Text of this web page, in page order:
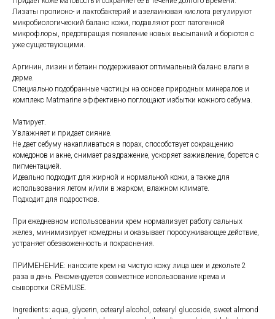
Лизаты пропионо- и лактобактерий и азелаиновая кислота регулируют
микробиологический баланс кожи, подавляют рост патогенной
микрофлоры, предотвращая появление новых высыпаний и борются с
уже существующими.
Аргинин, лизин и бетаин поддерживают оптимальный баланс влаги в
дерме.
Специально подобранные частицы на основе природных минералов и
комплекс Matmarine эффективно поглощают избытки кожного себума.
Матирует.
Увлажняет и придает сияние.
Не дает себуму накапливаться в порах, способствует сокращению
комедонов и акне, снимает раздражение, ускоряет заживление, борется с
пигментацией.
Идеально подходит для жирной и нормальной кожи, а также для
использования летом и/или в жарком, влажном климате.
Подходит для подростков.
При ежедневном использовании крем нормализует работу сальных
желез, минимизирует комедоны и оказывает поросуживающее действие,
устраняет обезвоженность и покраснения.
ПРИМЕНЕНИЕ: наносите крем на чистую кожу лица шеи и декольте 2
раза в день. Рекомендуется совместное использование крема и
сыворотки CREMUSE.
Ingredients: aqua, glycerin, cetearyl alcohol, сetearyl glucoside, sweet almond